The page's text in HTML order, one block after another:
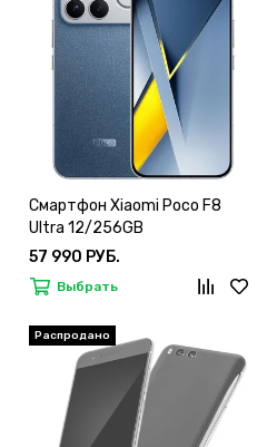
Смартфон Xiaomi Poco F8
Ultra 12/256GB
57 990 РУБ.
Выбрать